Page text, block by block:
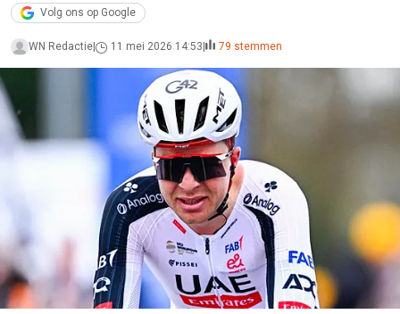
Volg ons op Google
WN Redactie 11 mei 2026 14:53 79 stemmen